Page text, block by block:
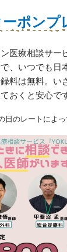
ポンプ
ン医療相談サー
、いつでも日
料は無料。い
おくと安心で
のレートによっ